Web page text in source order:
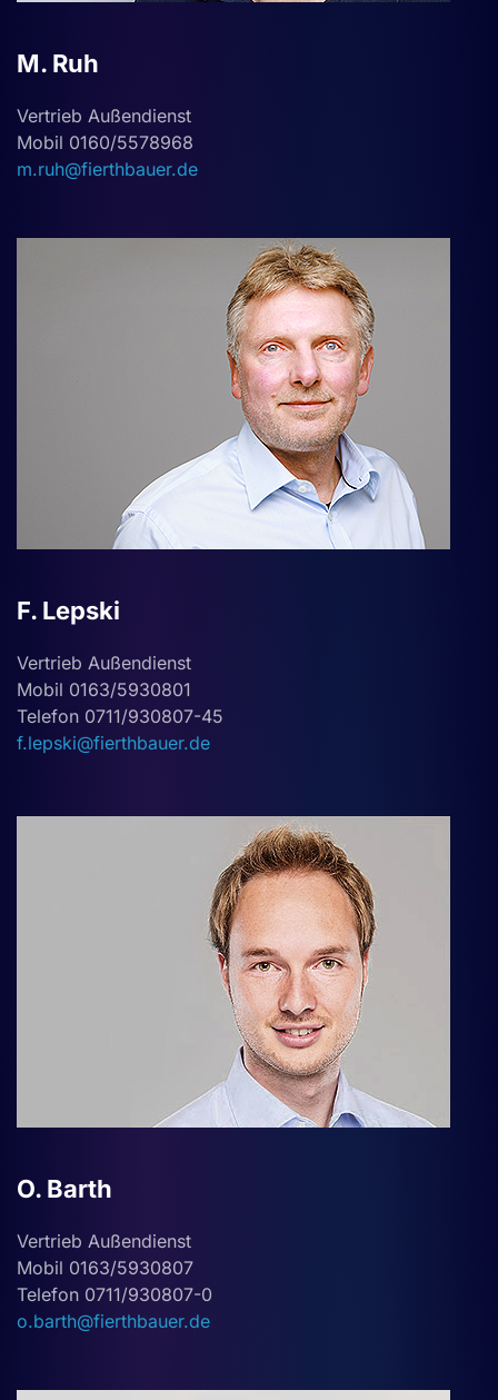
M. Ruh
Vertrieb Außendienst
Mobil 0160/5578968
m.ruh@fierthbauer.de
F. Lepski
Vertrieb Außendienst
Mobil 0163/5930801
Telefon 0711/930807-45
f.lepski@fierthbauer.de
O. Barth
Vertrieb Außendienst
Mobil 0163/5930807
Telefon 0711/930807-0
o.barth@fierthbauer.de